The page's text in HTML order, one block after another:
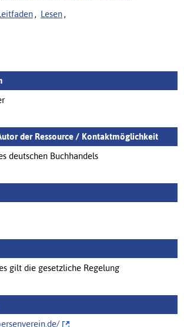
, Lesen ,
der Ressource / Kontaktmöglichkeit
deutschen Buchhandels
gilt die gesetzliche Regelung